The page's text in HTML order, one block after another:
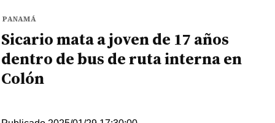
PANAMÁ
Sicario mata a joven de 17 años
dentro de bus de ruta interna en
Colón